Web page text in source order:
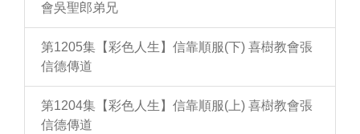
會吳聖郎弟兄
第1205集【彩色人生】信靠順服(下) 喜樹教會張
信德傳道
第1204集【彩色人生】信靠順服(上) 喜樹教會張
信德傳道